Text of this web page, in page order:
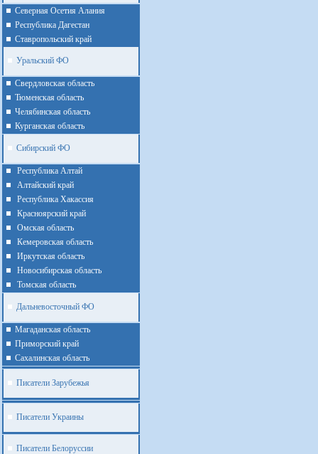
Северная Осетия Алания
Республика Дагестан
Ставропольский край
Уральский ФО
Cвердловская область
Тюменская область
Челябинская область
Курганская область
Сибирский ФО
Республика Алтай
Алтайcкий край
Республика Хакассия
Красноярский край
Омская область
Кемеровская область
Иркутская область
Новосибирская область
Томская область
Дальневосточный ФО
Магаданская область
Приморский край
Cахалинская область
Писатели Зарубежья
Писатели Украины
Писатели Белоруссии